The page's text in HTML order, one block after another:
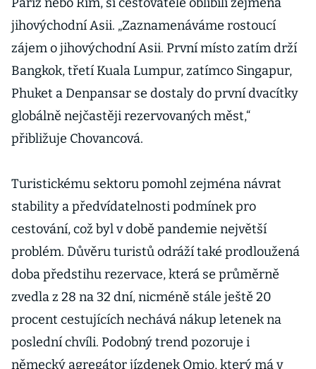
jihovýchodní Asii. „Zaznamenáváme rostoucí
zájem o jihovýchodní Asii. První místo zatím drží
Bangkok, třetí Kuala Lumpur, zatímco Singapur,
Phuket a Denpansar se dostaly do první dvacítky
globálně nejčastěji rezervovaných měst,“
přibližuje Chovancová.
Turistickému sektoru pomohl zejména návrat
stability a předvídatelnosti podmínek pro
cestování, což byl v době pandemie největší
problém. Důvěru turistů odráží také prodloužená
doba předstihu rezervace, která se průměrně
zvedla z 28 na 32 dní, nicméně stále ještě 20
procent cestujících nechává nákup letenek na
poslední chvíli. Podobný trend pozoruje i
německý agregátor jízdenek Omio, který má v